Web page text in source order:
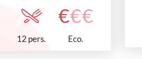
12 pers.
€€€
Eco.